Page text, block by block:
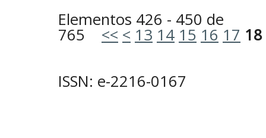
Elementos 426 - 450 de
765 << < 13 14 15 16 17 18
ISSN: e-2216-0167